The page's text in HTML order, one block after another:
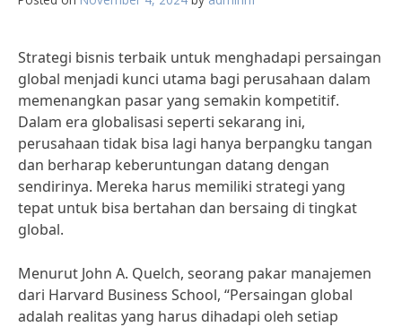
Strategi bisnis terbaik untuk menghadapi persaingan
global menjadi kunci utama bagi perusahaan dalam
memenangkan pasar yang semakin kompetitif.
Dalam era globalisasi seperti sekarang ini,
perusahaan tidak bisa lagi hanya berpangku tangan
dan berharap keberuntungan datang dengan
sendirinya. Mereka harus memiliki strategi yang
tepat untuk bisa bertahan dan bersaing di tingkat
global.
Menurut John A. Quelch, seorang pakar manajemen
dari Harvard Business School, “Persaingan global
adalah realitas yang harus dihadapi oleh setiap